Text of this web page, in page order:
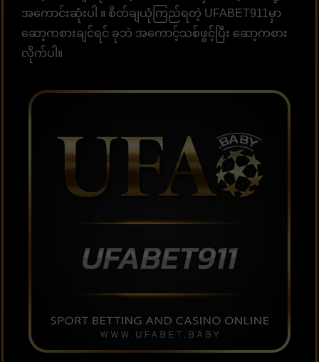
အကောင်းဆုံးပါ ။ စိတ်ချယုံကြည်ရတဲ့ UFABET911မှာ
ဆော့ကစားချင်ရင် ခုဘဲ အကောင့်သစ်ဖွင့်ပြီး ဆော့ကစား
လိုက်ပါ။